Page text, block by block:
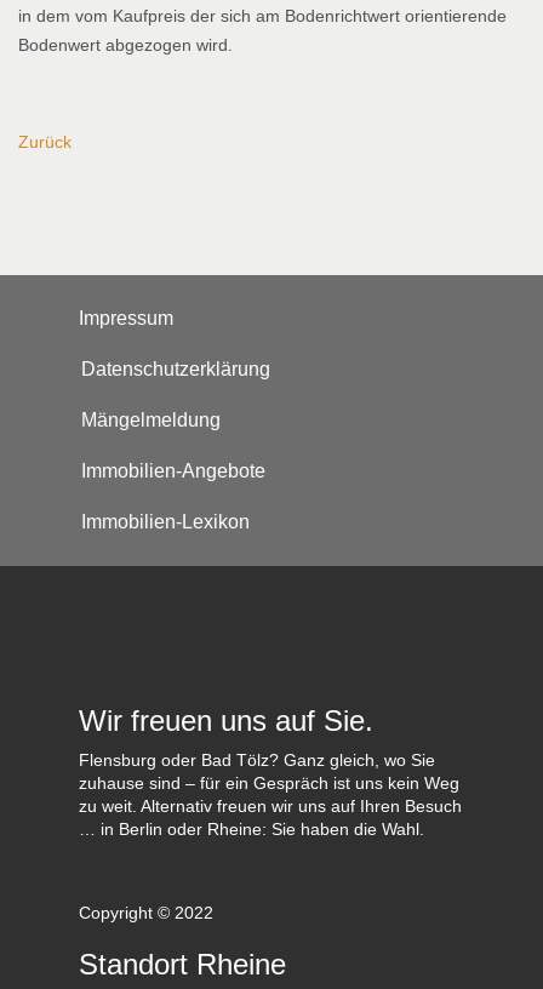
in dem vom Kaufpreis der sich am Bodenrichtwert orientierende
Bodenwert abgezogen wird.
Zurück
Impressum
Datenschutzerklärung
Mängelmeldung
Immobilien-Angebote
Immobilien-Lexikon
Wir freuen uns auf Sie.
Flensburg oder Bad Tölz? Ganz gleich, wo Sie
zuhause sind – für ein Gespräch ist uns kein Weg
zu weit. Alternativ freuen wir uns auf Ihren Besuch
… in Berlin oder Rheine: Sie haben die Wahl.
Copyright © 2022
Standort Rheine